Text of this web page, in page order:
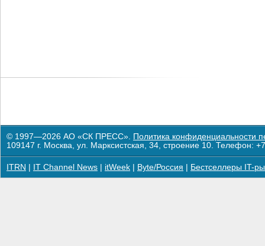
© 1997—2026 АО «СК ПРЕСС». Политика конфиденциальности
109147 г. Москва, ул. Марксистская, 34, строение 10. Телефон:
ITRN IT Channel News itWeek Byte/Россия Бестселлеры IT-